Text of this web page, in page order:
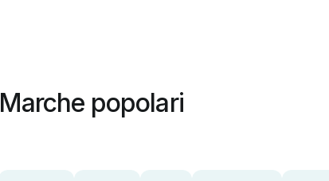
Marche popolari